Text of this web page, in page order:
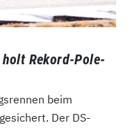
Rekord-Pole-
beim
Der DS-